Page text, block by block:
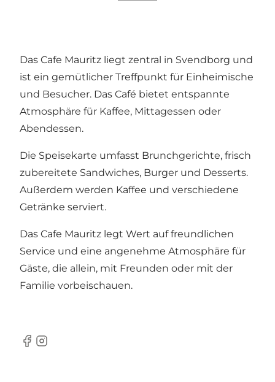
Das Cafe Mauritz liegt zentral in Svendborg und
ist ein gemütlicher Treffpunkt für Einheimische
und Besucher. Das Café bietet entspannte
Atmosphäre für Kaffee, Mittagessen oder
Abendessen.
Die Speisekarte umfasst Brunchgerichte, frisch
zubereitete Sandwiches, Burger und Desserts.
Außerdem werden Kaffee und verschiedene
Getränke serviert.
Das Cafe Mauritz legt Wert auf freundlichen
Service und eine angenehme Atmosphäre für
Gäste, die allein, mit Freunden oder mit der
Familie vorbeischauen.
Facebook
Instagram